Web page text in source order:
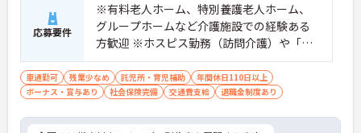
・入社半年でリーダーを任されたスタッフの実績が
あるなど、年次にかかわらず頑張りが評価され、キ
ャリアアップを実現できる職場環境です
【働きやすい休日・残業面と、長く安心して働ける
福利厚生が魅力です】
・月9日公休に加え、夏季・冬季休暇各3日が確保さ
れており（年間休日113日）、オンオフのメリハリ
をつけて働くことができます。
応募要件
※有料老人ホーム、特別養護老人ホーム、
グループホームなど介護施設での経験ある
方歓迎 ※ホスピス勤務（訪問介護）や「看
取り」が初めての方も可
車通勤可 残業少なめ 託児所・育児補助
年間休日110日以上
ボーナス・賞与あり
社会保険完備 交通費支給 退職金制度あり